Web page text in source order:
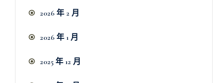
2026 年 2 月
2026 年 1 月
2025 年 12 月